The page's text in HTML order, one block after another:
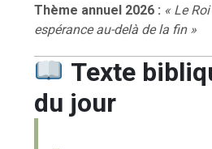
Thème annuel 2026 : « Le
espérance au-delà de la fin »
Texte
du jour